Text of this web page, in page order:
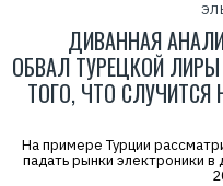
ДИВАННАЯ
ОБВАЛ ТУРЕЦКОЙ
ТОГО, ЧТО
На примере Турции
падать рынки электроники в